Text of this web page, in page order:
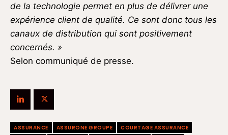
de la technologie permet en plus de délivrer une
expérience client de qualité. Ce sont donc tous les
canaux de distribution qui sont positivement
concernés. »
Selon communiqué de presse.
ASSURANCE ASSURONE GROUPE
COURTAGE ASSURANCE